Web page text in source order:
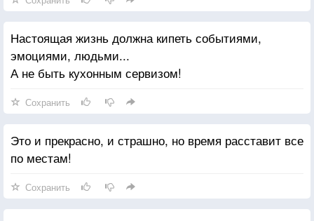
Настоящая жизнь должна кипеть событиями,
эмоциями, людьми...
А не быть кухонным сервизом!
Сохранить
Это и прекрасно, и страшно, но время расставит все
по местам!
Сохранить